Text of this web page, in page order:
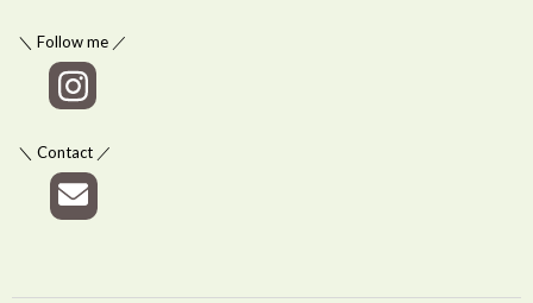
＼ Follow me ／
＼ Contact ／